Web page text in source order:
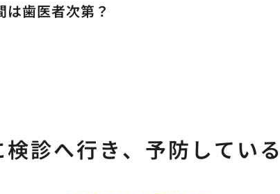
は歯医者次第？
診へ行き、予防している